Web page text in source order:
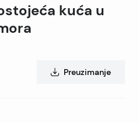
kuća u
Preuzimanje